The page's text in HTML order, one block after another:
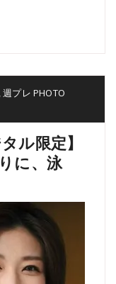
週プレ PHOTO
ル限定】
に、泳